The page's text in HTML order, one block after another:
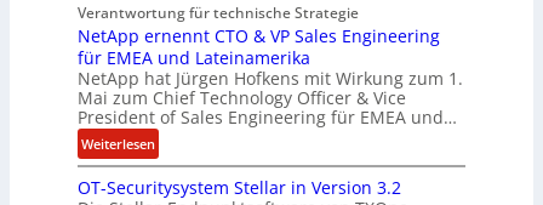
e
i
n
e
L
ö
s
i
r
d
F
i
n
a
n
g
n
e
e
r
i
n
Verantwortung für technische Strategie
NetApp ernennt CTO & VP Sales Engineering
für EMEA und Lateinamerika
NetApp hat Jürgen Hofkens mit Wirkung zum 1.
Mai zum Chief Technology Officer & Vice
President of Sales Engineering für EMEA und…
Weiterlesen:
N
e
OT-Securitysystem Stellar in Version 3.2